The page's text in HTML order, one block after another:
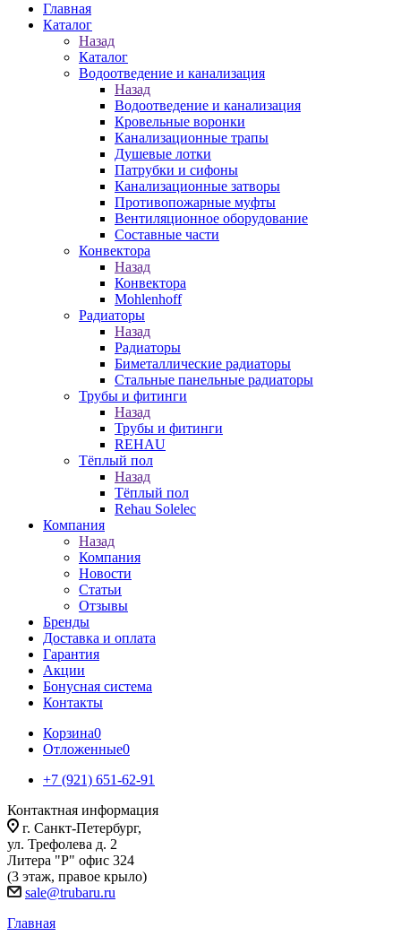
Главная
Каталог
Назад
Каталог
Водоотведение и канализация
Назад
Водоотведение и канализация
Кровельные воронки
Канализационные трапы
Душевые лотки
Патрубки и сифоны
Канализационные затворы
Противопожарные муфты
Вентиляционное оборудование
Составные части
Конвектора
Назад
Конвектора
Mohlenhoff
Радиаторы
Назад
Радиаторы
Биметаллические радиаторы
Стальные панельные радиаторы
Трубы и фитинги
Назад
Трубы и фитинги
REHAU
Тёплый пол
Назад
Тёплый пол
Rehau Solelec
Компания
Назад
Компания
Новости
Статьи
Отзывы
Бренды
Доставка и оплата
Гарантия
Акции
Бонусная система
Контакты
Корзина0
Отложенные0
+7 (921) 651-62-91
Контактная информация
г. Санкт-Петербург,
ул. Трефолева д. 2
Литера "Р" офис 324
(3 этаж, правое крыло)
sale@trubaru.ru
Главная